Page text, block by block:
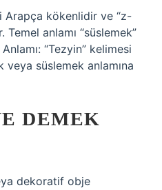
Arapça kökenlidir ve “z-
anlamı “süslemek”
“Tezyin” kelimesi
süslemek anlamına
DEMEK
dekoratif obje